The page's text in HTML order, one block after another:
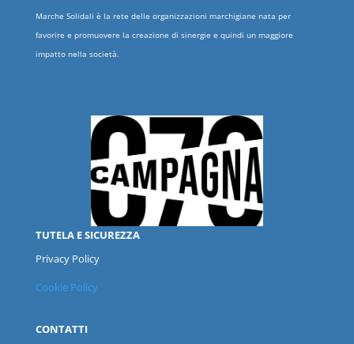
Marche Solidali è la rete delle organizzazioni marchigiane nata per
favorire e promuovere la creazione di sinergie e quindi un maggiore
impatto nella società.
TUTELA E SICUREZZA
Privacy Policy
Cookie Policy
CONTATTI